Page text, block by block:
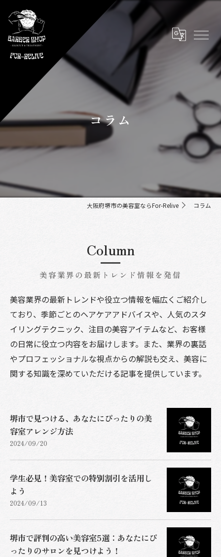
コラム
大阪府堺市の美容室ならFor-Relive コラム
Column
美容業界の最新トレンド情報を発信
美容業界の最新トレンドや役立つ情報を幅広くご紹介し
ており、季節ごとのヘアケアアドバイスや、人気のスタ
イリングテクニック、注目の美容アイテムなど、お客様
の日常に役立つ内容をお届けします。また、業界の裏話
やプロフェッショナルな視点からの解説も交え、美容に
関する知識を深めていただける記事を提供しています。
堺市で見つける、あなたにぴったりの美
容室アレンジ方法
2024/09/20
学生必見！美容室での特別割引を活用し
よう
2024/09/13
堺市で評判の高い美容室5選：あなたにぴ
ったりのサロンを見つけよう！